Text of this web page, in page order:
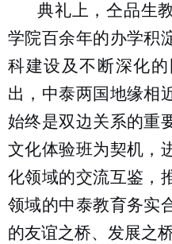
典礼上，仝品生
学院百余年的办学积
科建设及不断深化
出，中泰两国地缘相
始终是双边关系的重
文化体验班为契机，
化领域的交流互鉴，
领域的中泰教育务实
的友谊之桥、发展之